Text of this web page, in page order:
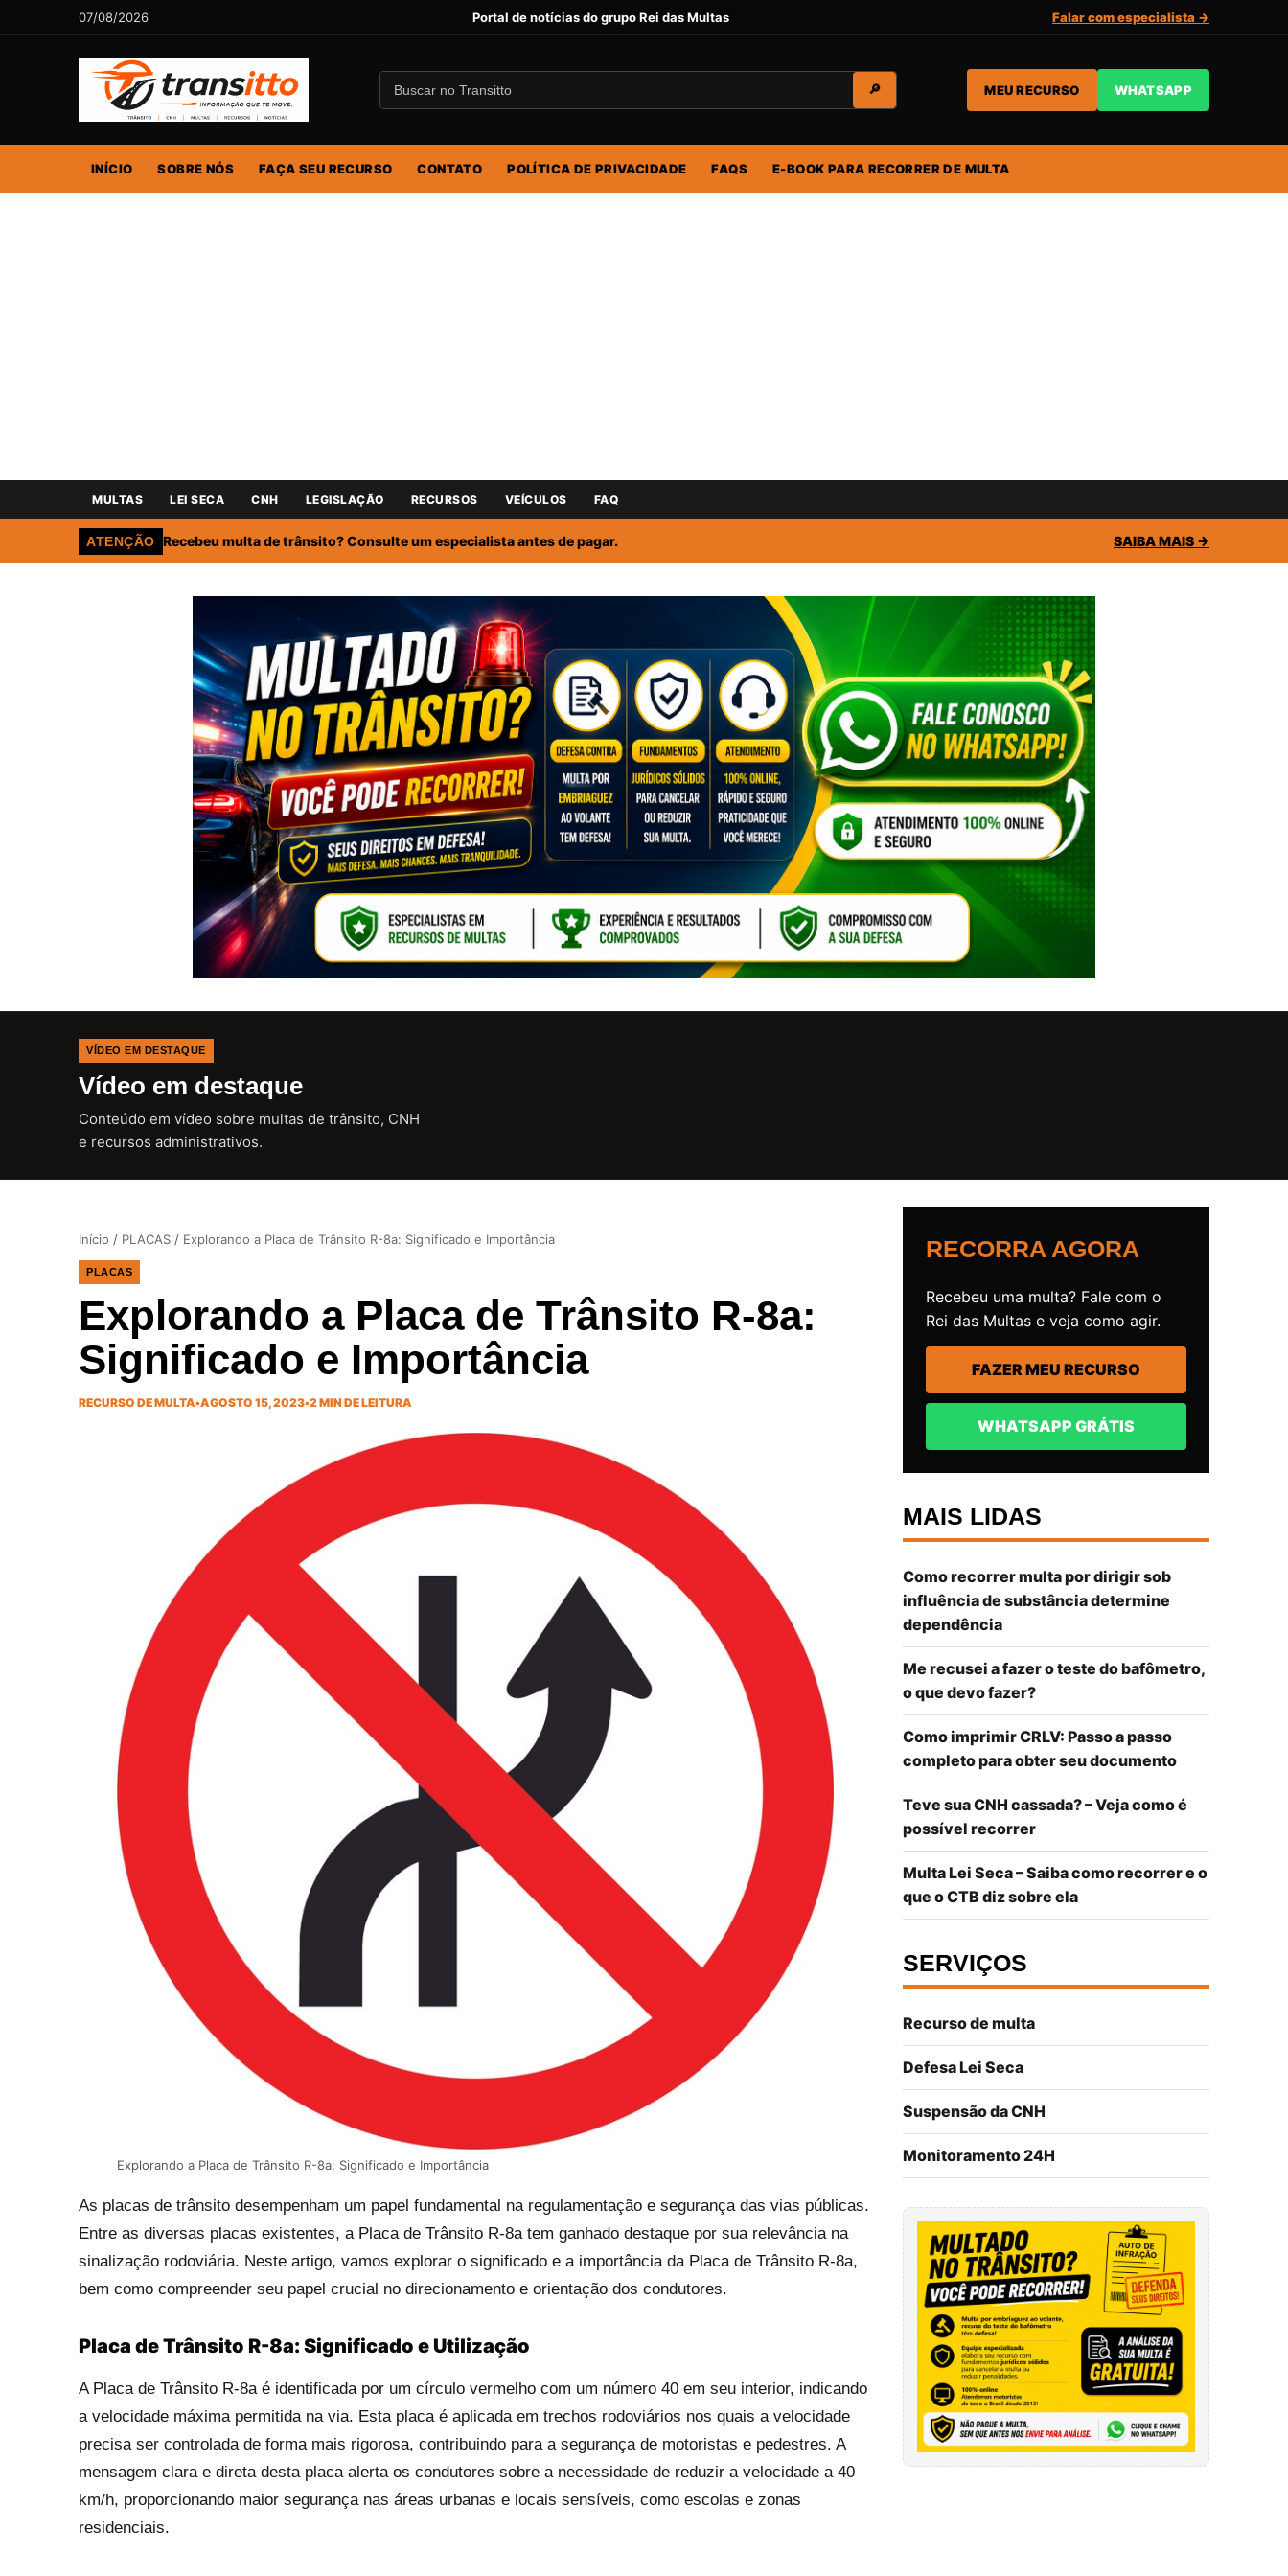
07/08/2026 Portal de notícias do grupo Rei das Multas Falar com especialista →
🔎 MEU RECURSO WHATSAPP
INÍCIO SOBRE NÓS FAÇA SEU RECURSO CONTATO POLÍTICA DE PRIVACIDADE FAQS E-BOOK PARA RECORRER DE MULTA
MULTAS LEI SECA CNH LEGISLAÇÃO RECURSOS VEÍCULOS FAQ
ATENÇÃO Recebeu multa de trânsito? Consulte um especialista antes de pagar. SAIBA MAIS →
VÍDEO EM DESTAQUE
Vídeo em destaque
Conteúdo em vídeo sobre multas de trânsito, CNH
e recursos administrativos.
Início / PLACAS / Explorando a Placa de Trânsito R-8a: Significado e Importância
PLACAS
Explorando a Placa de Trânsito R-8a:
Significado e Importância
RECURSO DE MULTA•AGOSTO 15, 2023•2 MIN DE LEITURA
Explorando a Placa de Trânsito R-8a: Significado e Importância
As placas de trânsito desempenham um papel fundamental na regulamentação e segurança das vias públicas.
Entre as diversas placas existentes, a Placa de Trânsito R-8a tem ganhado destaque por sua relevância na
sinalização rodoviária. Neste artigo, vamos explorar o significado e a importância da Placa de Trânsito R-8a,
bem como compreender seu papel crucial no direcionamento e orientação dos condutores.
Placa de Trânsito R-8a: Significado e Utilização
A Placa de Trânsito R-8a é identificada por um círculo vermelho com um número 40 em seu interior, indicando
a velocidade máxima permitida na via. Esta placa é aplicada em trechos rodoviários nos quais a velocidade
precisa ser controlada de forma mais rigorosa, contribuindo para a segurança de motoristas e pedestres. A
mensagem clara e direta desta placa alerta os condutores sobre a necessidade de reduzir a velocidade a 40
km/h, proporcionando maior segurança nas áreas urbanas e locais sensíveis, como escolas e zonas
residenciais.
RECORRA AGORA
Recebeu uma multa? Fale com o
Rei das Multas e veja como agir.
FAZER MEU RECURSO
WHATSAPP GRÁTIS
MAIS LIDAS
Como recorrer multa por dirigir sob
influência de substância determine
dependência
Me recusei a fazer o teste do bafômetro,
o que devo fazer?
Como imprimir CRLV: Passo a passo
completo para obter seu documento
Teve sua CNH cassada? – Veja como é
possível recorrer
Multa Lei Seca – Saiba como recorrer e o
que o CTB diz sobre ela
SERVIÇOS
Recurso de multa
Defesa Lei Seca
Suspensão da CNH
Monitoramento 24H